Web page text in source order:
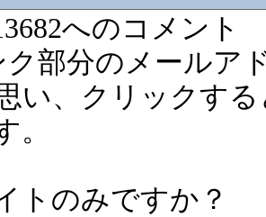
へのコメント
ク部分のメールア
い、クリックす
。
トのみですか？